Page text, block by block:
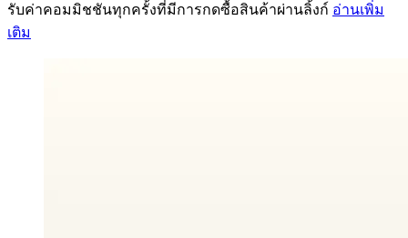
รับค่าคอมมิชชันทุกครั้งที่มีการกดซื้อสินค้าผ่านลิ้งก์ อ่านเพิ่ม
เติม